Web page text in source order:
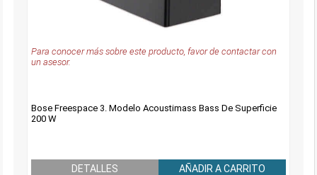
Para conocer más sobre este producto, favor de contactar con
un asesor.
Bose Freespace 3. Modelo Acoustimass Bass De Superficie
200 W
DETALLES AÑADIR A CARRITO